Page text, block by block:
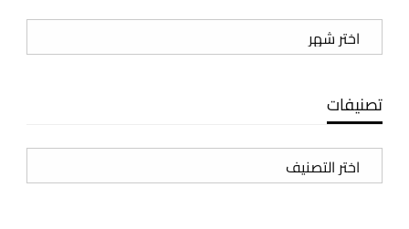
الأرشيف
تصنيفات
تصنيفات